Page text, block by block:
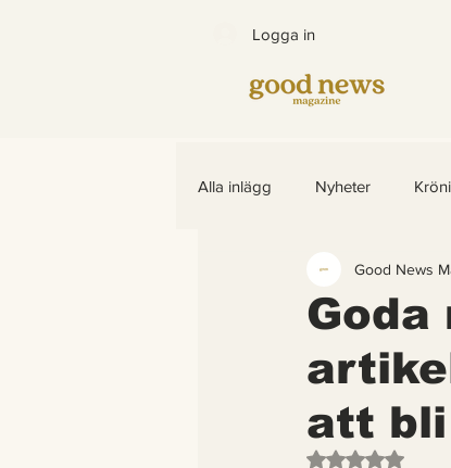
Logga in
Alla inlägg Nyheter
Bättre värld Djurens
Barns rättigheter
Arter som återhämtar sig
Goda
att
Good News
Betygsatt till